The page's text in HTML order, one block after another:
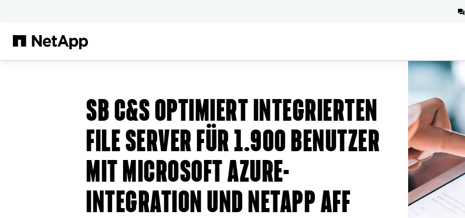
SB C&S OPTIMIERT INTEGRIERTEN
FILE SERVER FÜR 1.900 BENUTZER
MIT MICROSOFT AZURE-
INTEGRATION UND NETAPP AFF